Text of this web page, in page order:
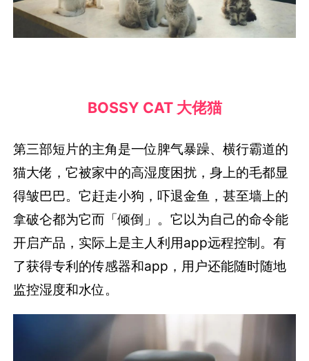
BOSSY CAT 大佬猫
第三部短片的主角是一位脾气暴躁、横行霸道的
猫大佬，它被家中的高湿度困扰，身上的毛都显
得皱巴巴。它赶走小狗，吓退金鱼，甚至墙上的
拿破仑都为它而「倾倒」。它以为自己的命令能
开启产品，实际上是主人利用app远程控制。有
了获得专利的传感器和app，用户还能随时随地
监控湿度和水位。